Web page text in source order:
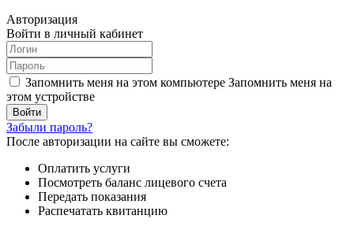
Авторизация
Войти в личный кабинет
Запомнить меня на этом компьютере Запомнить меня на
этом устройстве
Забыли пароль?
После авторизации на сайте вы сможете:
Оплатить услуги
Посмотреть баланс лицевого счета
Передать показания
Распечатать квитанцию